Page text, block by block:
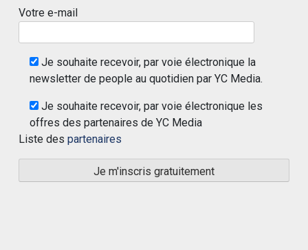
Votre e-mail
Je souhaite recevoir, par voie électronique la
newsletter de people au quotidien par YC Media.
Je souhaite recevoir, par voie électronique les
offres des partenaires de YC Media
Liste des partenaires